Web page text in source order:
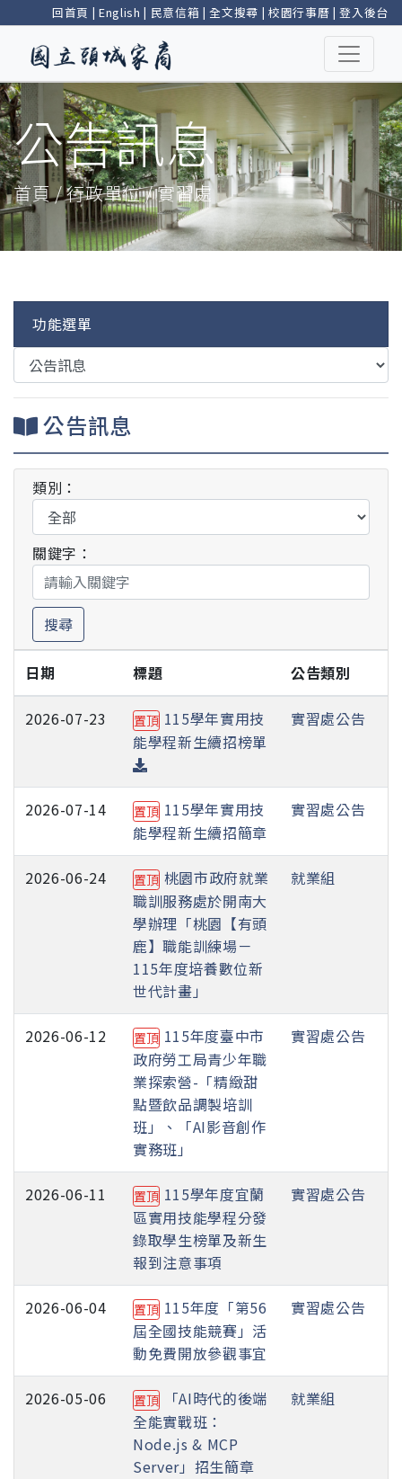
回首頁 | English | 民意信箱 |全文搜尋 | 校園行事曆 |登入後台
公告訊息
首頁 / 行政單位 / 實習處
功能選單
公告訊息
類別：
關鍵字：
搜尋
日期 標題 公告類別
2026-07-23 置頂 115學年實用技
能學程新生續招榜單
實習處公告
2026-07-14 置頂 115學年實用技
能學程新生續招簡章
實習處公告
2026-06-24 置頂 桃園市政府就業
職訓服務處於開南大
學辦理「桃園【有頭
鹿】職能訓練場－
115年度培養數位新
世代計畫」
就業組
2026-06-12 置頂 115年度臺中市
政府勞工局青少年職
業探索營-「精緻甜
點暨飲品調製培訓
班」、「AI影音創作
實務班」
實習處公告
2026-06-11 置頂 115學年度宜蘭
區實用技能學程分發
錄取學生榜單及新生
報到注意事項
實習處公告
2026-06-04 置頂 115年度「第56
屆全國技能競賽」活
動免費開放參觀事宜
實習處公告
2026-05-06 置頂
「AI時代的後端
全能實戰班：
Node.js & MCP
Server」招生簡章
就業組